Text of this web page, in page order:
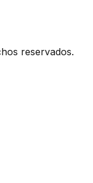
reservados.